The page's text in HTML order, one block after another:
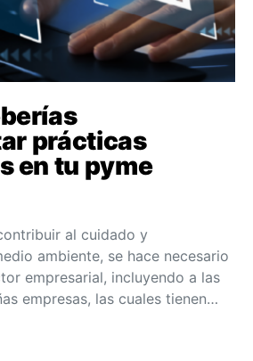
prácticas
en tu pyme
al cuidado y
ambiente, se hace necesario
empresarial, incluyendo a las
empresas, las cuales tienen…